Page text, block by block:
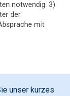
notwendig. 3)
der
mit
unser kurzes